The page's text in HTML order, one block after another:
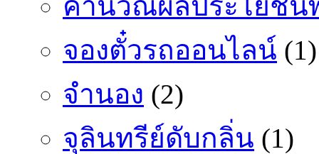
จองตั๋วรถออนไลน์ (1)
จำนอง (2)
จุลินทรีย์ดับกลิ่น (1)